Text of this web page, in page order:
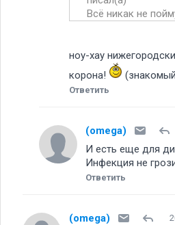
Всё никак не
ноу-хау
корона!
Ответить
(omega)
И есть еще для
Инфекция не
Ответить
(omega)